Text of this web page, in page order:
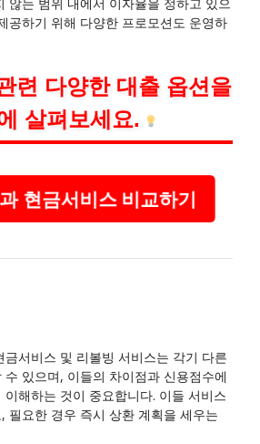
공하기 위해 다양한 프로모션도 운영하
련 다양한 대출 옵션을
살펴보세요.
현금서비스 비교하기
금서비스 및 리볼빙 서비스는 각기 다른
있으며, 이들의 차이점과 신용점수에
해하는 것이 중요합니다. 이들 서비스
필요한 경우 즉시 상환 계획을 세우는